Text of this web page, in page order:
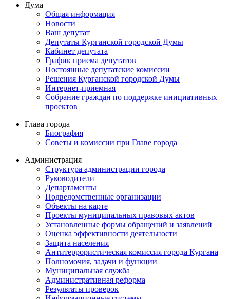
Дума
Общая информация
Новости
Ваш депутат
Депутаты Курганской городской Думы
Кабинет депутата
График приема депутатов
Постоянные депутатские комиссии
Решения Курганской городской Думы
Интернет-приемная
Собрание граждан по поддержке инициативных
проектов
Глава города
Биография
Советы и комиссии при Главе города
Администрация
Структура администрации города
Руководители
Департаменты
Подведомственные организации
Объекты на карте
Проекты муниципальных правовых актов
Установленные формы обращений и заявлений
Оценка эффективности деятельности
Защита населения
Антитеррористическая комиссия города Кургана
Полномочия, задачи и функции
Муниципальная служба
Административная реформа
Результаты проверок